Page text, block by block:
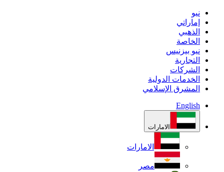
نيو
إماراتي
الذهبي
الخاصة
نيو بيزنيس
التجارية
الشركات
الخدمات الدولية
المشرق الإسلامي
English
الامارات
الامارات
مصر